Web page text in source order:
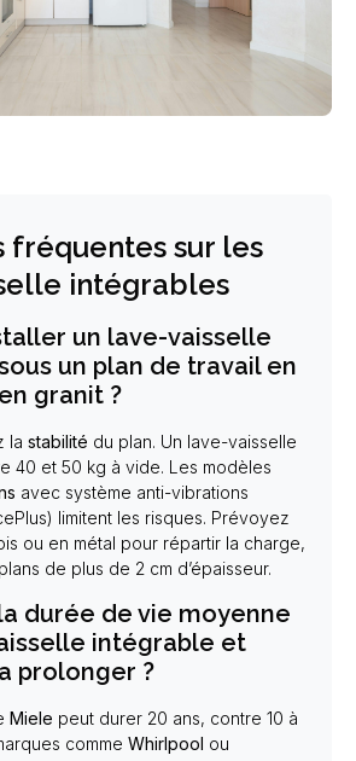
fréquentes sur les
intégrables
un lave-vaisselle
un plan de travail en
granit ?
la stabilité du plan. Un lave-vaisselle
40 et 50 kg à vide. Les modèles
avec système anti-vibrations
limitent les risques. Prévoyez
ou en métal pour répartir la charge,
de plus de 2 cm d’épaisseur.
durée de vie moyenne
intégrable et
prolonger ?
Miele peut durer 20 ans, contre 10 à
comme Whirlpool ou